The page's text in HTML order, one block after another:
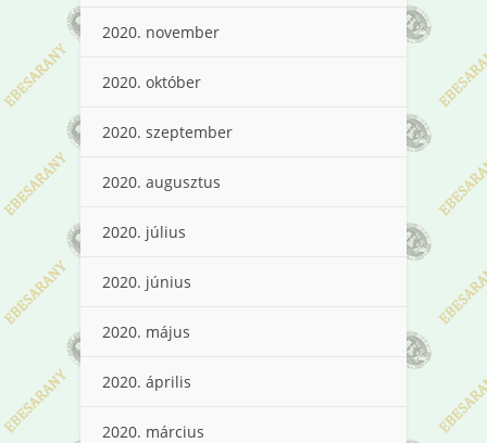
2020. november
2020. október
2020. szeptember
2020. augusztus
2020. július
2020. június
2020. május
2020. április
2020. március